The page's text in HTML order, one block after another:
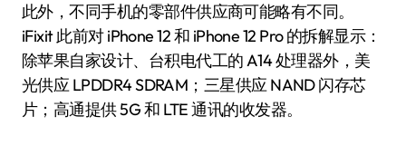
此外，不同手机的零部件供应商可能略有不同。
iFixit 此前对 iPhone 12 和 iPhone 12 Pro 的拆解显示：
除苹果自家设计、台积电代工的 A14 处理器外，美
光供应 LPDDR4 SDRAM；三星供应 NAND 闪存芯
片；高通提供 5G 和 LTE 通讯的收发器。